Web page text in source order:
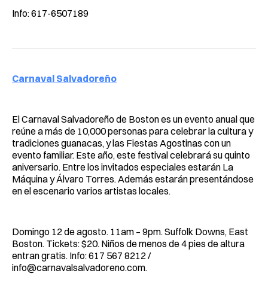
Info: 617-6507189
Carnaval Salvadoreño
El Carnaval Salvadoreño de Boston es un evento anual que
reúne a más de 10,000 personas para celebrar la cultura y
tradiciones guanacas, y las Fiestas Agostinas con un
evento familiar. Este año, este festival celebrará su quinto
aniversario. Entre los invitados especiales estarán La
Máquina y Álvaro Torres. Además estarán presentándose
en el escenario varios artistas locales.
Domingo 12 de agosto. 11am – 9pm. Suffolk Downs, East
Boston. Tickets: $20. Niños de menos de 4 pies de altura
entran gratis. Info: 617 567 8212 /
info@carnavalsalvadoreno.com.